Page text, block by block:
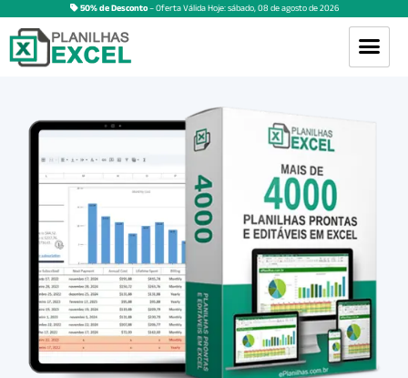
50% de Desconto– Oferta Válida Hoje:sábado,08 deagostode2026